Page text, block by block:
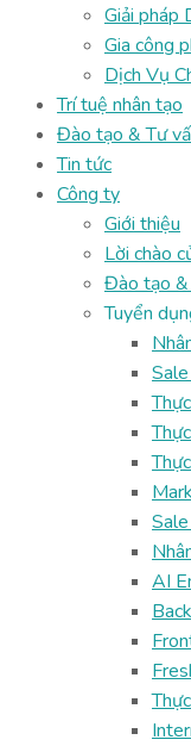
Giải pháp
Gia công
Dịch Vụ
Trí tuệ nhân tạo
Đào tạo & Tư
Tin tức
Công ty
Giới thiệu
Lời chào
Đào tạo
Tuyển
AI